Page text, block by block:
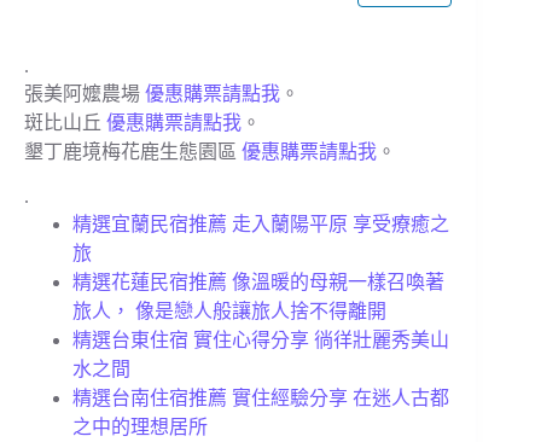
.
張美阿嬤農場 優惠購票請點我 。
斑比山丘 優惠購票請點我 。
墾丁鹿境梅花鹿生態園區 優惠購票請點我 。
.
精選宜蘭民宿推薦 走入蘭陽平原 享受療癒之
旅
精選花蓮民宿推薦 像溫暖的母親一樣召喚著
旅人， 像是戀人般讓旅人捨不得離開
精選台東住宿 實住心得分享 徜徉壯麗秀美山
水之間
精選台南住宿推薦 實住經驗分享 在迷人古都
之中的理想居所